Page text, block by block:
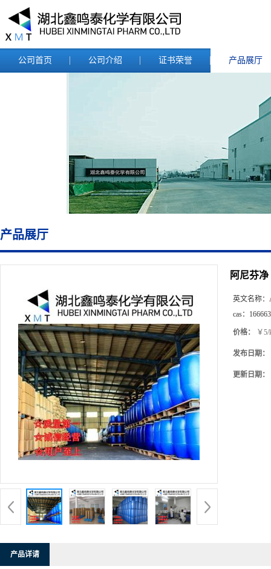
公司首页 公司介绍 证书荣誉 产品展厅
产品展厅
阿尼芬净
英文名称：
cas：
价格： ￥5/
发布日期：
更新日期：
产品详请